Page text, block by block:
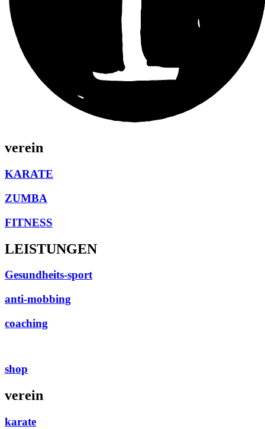
verein
KARATE
ZUMBA
FITNESS
LEISTUNGEN
Gesundheits-sport
anti-mobbing
coaching
shop
verein
karate